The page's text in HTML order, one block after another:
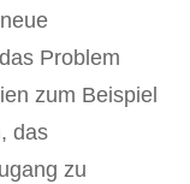
Problem
zum Beispiel
das
zu